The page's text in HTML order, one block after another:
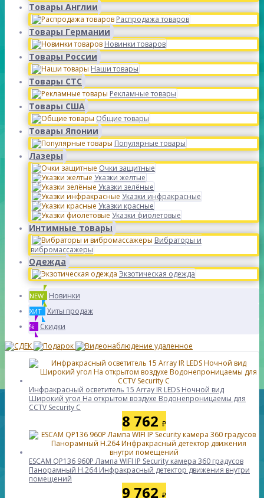
Товары Англии
Распродажа товаров
Товары Германии
Новинки товаров
Товары России
Наши товары
Товары СТС
Рекламные товары
Товары США
Общие товары
Товары Японии
Популярные товары
Лазеры
Очки защитные
Указки желтые
Указки зелёные
Указки инфракрасные
Указки красные
Указки фиолетовые
Интимные товары
Вибраторы и
вибромассажеры
Одежда
Экзотическая одежда
NEW Новинки
ХИТ Хиты продаж
% Скидки
Инфракрасный осветитель 15 Array IR LEDS Ночной вид
Широкий угол На открытом воздухе Водонепроницаемы для
CCTV Security C
8 762 ₽
ESCAM QP136 960P Лампа WIFI IP Security камера 360 градусов
Панорамный H.264 Инфракрасный детектор движения внутри
помещений
9 762 ₽